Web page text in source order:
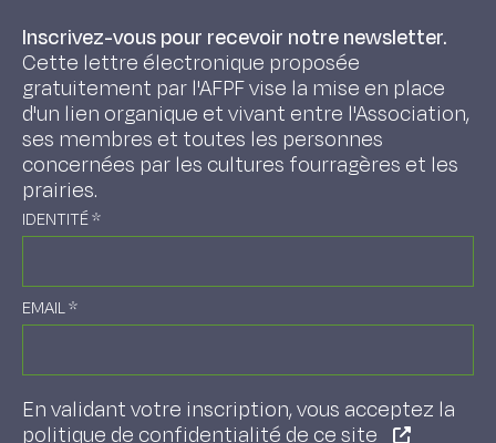
Inscrivez-vous pour recevoir notre newsletter.
Cette lettre électronique proposée
gratuitement par l'AFPF vise la mise en place
d'un lien organique et vivant entre l'Association,
ses membres et toutes les personnes
concernées par les cultures fourragères et les
prairies.
IDENTITÉ*
EMAIL*
En validant votre inscription, vous acceptez la
politique de confidentialité de ce site